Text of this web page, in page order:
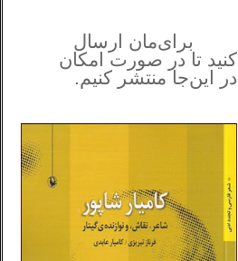
برای‌مان ارسال
کنید تا در صورت امکان
در این‌جامنتشر کنیم.